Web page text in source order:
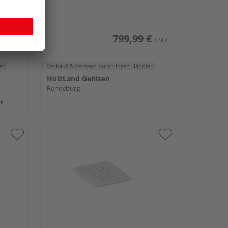
799,99 € / Stk.
Verkauf & Versand durch Ihren Händler
HolzLand Gehlsen
Rendsburg